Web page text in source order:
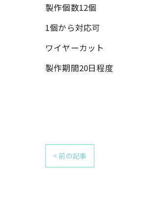
製作個数12個
1個から対応可
ワイヤーカット
製作期間20日程度
< 前の記事